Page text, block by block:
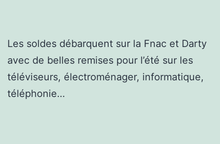
Les soldes débarquent sur la Fnac et Darty
avec de belles remises pour l’été sur les
téléviseurs, électroménager, informatique,
téléphonie…